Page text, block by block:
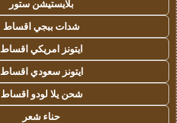
بلايستيشن ستور
شدات ببجي اقساط
ايتونز امريكي اقساط
ايتونز سعودي اقساط
شحن يلا لودو اقساط
حناء شعر